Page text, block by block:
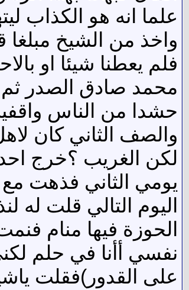
علما انه هو الكذاب
واخذ من الشيخ مبلغا
فلم يعطنا شيئا او
محمد صادق الصدر ثم
حشدا من الناس
والصف الثاني كان
لكن الغريب ؟خرج
يومي الثاني فذهت
اليوم التالي قلت
الحوزة فيها منام
نفسي أأنا في حلم
على القدور)فقلت